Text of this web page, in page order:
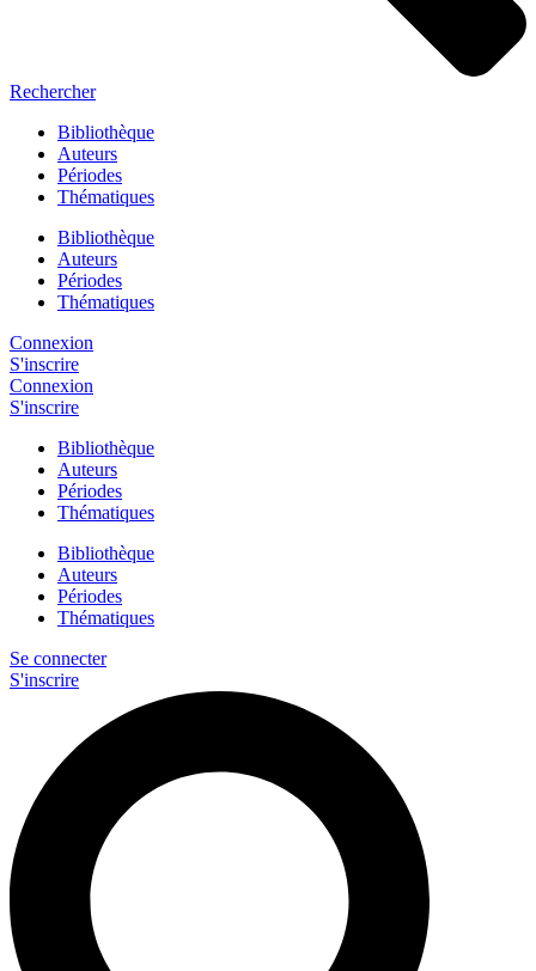
Rechercher
Bibliothèque
Auteurs
Périodes
Thématiques
Bibliothèque
Auteurs
Périodes
Thématiques
Connexion
S'inscrire
Connexion
S'inscrire
Bibliothèque
Auteurs
Périodes
Thématiques
Bibliothèque
Auteurs
Périodes
Thématiques
Se connecter
S'inscrire